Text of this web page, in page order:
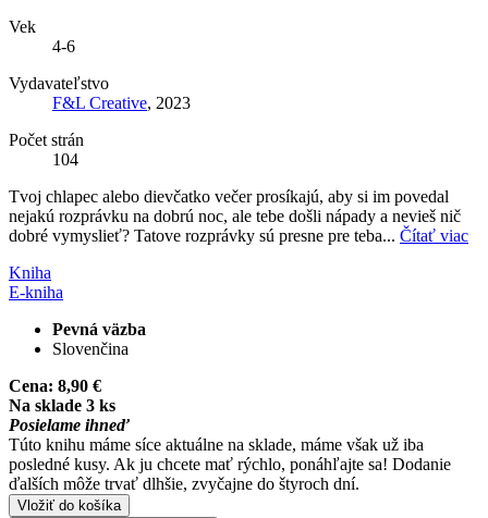
Vek
4-6
Vydavateľstvo
F&L Creative, 2023
Počet strán
104
Tvoj chlapec alebo dievčatko večer prosíkajú, aby si im povedal
nejakú rozprávku na dobrú noc, ale tebe došli nápady a nevieš nič
dobré vymyslieť? Tatove rozprávky sú presne pre teba... Čítať viac
Kniha
E-kniha
Pevná väzba
Slovenčina
Cena: 8,90 €
Na sklade 3 ks
Posielame ihneď
Túto knihu máme síce aktuálne na sklade, máme však už iba
posledné kusy. Ak ju chcete mať rýchlo, ponáhľajte sa! Dodanie
ďalších môže trvať dlhšie, zvyčajne do štyroch dní.
Vložiť do košíka